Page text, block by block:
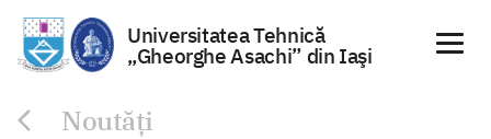
Universitatea Tehnică
„Gheorghe Asachi” din Iaşi
Noutăți